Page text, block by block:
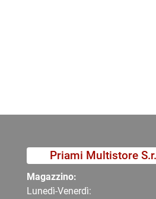
Priami Multistore
Magazzino:
Lunedì-Venerdì: